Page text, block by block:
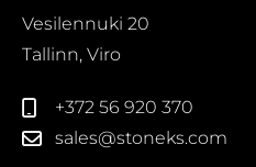
Vesilennuki 20
Tallinn, Viro
+372 56 920 370
sales@stoneks.com